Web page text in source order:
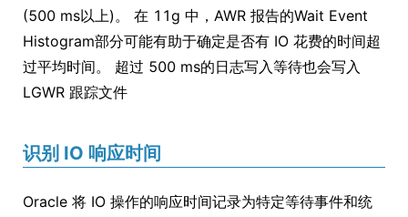
(500 ms以上)。 在 11g 中，AWR 报告的Wait Event
Histogram部分可能有助于确定是否有 IO 花费的时间超
过平均时间。 超过 500 ms的日志写入等待也会写入
LGWR 跟踪文件
识别 IO 响应时间
Oracle 将 IO 操作的响应时间记录为特定等待事件和统